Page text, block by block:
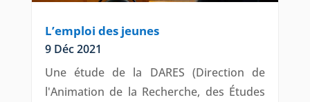
L’emploi des jeunes
9 Déc 2021
Une étude de la DARES (Direction de
l'Animation de la Recherche, des Études